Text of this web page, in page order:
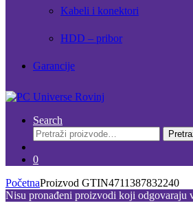
Kabeli i konektori
HDD – pribor
Garancije
Search
Pretraži:
0
PočetnaProizvod GTIN4711387832240
Nisu pronađeni proizvodi koji odgovaraju